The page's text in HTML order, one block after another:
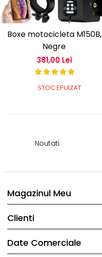
Boxe motocicleta M150B,
Negre
381,00 Lei
STOC EPUIZAT
Noutati
Magazinul Meu
Clienti
Date Comerciale